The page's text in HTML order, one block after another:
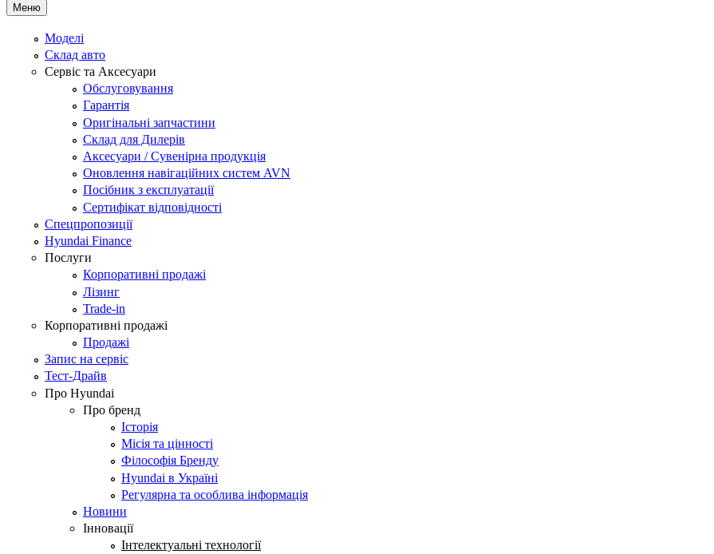
Меню
Моделі
Склад авто
Сервіс та Аксесуари
Обслуговування
Гарантія
Оригінальні запчастини
Склад для Дилерів
Аксесуари / Сувенірна продукція
Оновлення навігаційних систем AVN
Посібник з експлуатації
Сертифікат відповідності
Спецпропозиції
Hyundai Finance
Послуги
Корпоративні продажі
Лізинг
Trade-in
Корпоративні продажі
Продажі
Запис на сервіс
Тест-Драйв
Про Hyundai
Про бренд
Історія
Місія та цінності
Філософія Бренду
Hyundai в Україні
Регулярна та особлива інформація
Новини
Інновації
Інтелектуальні технології